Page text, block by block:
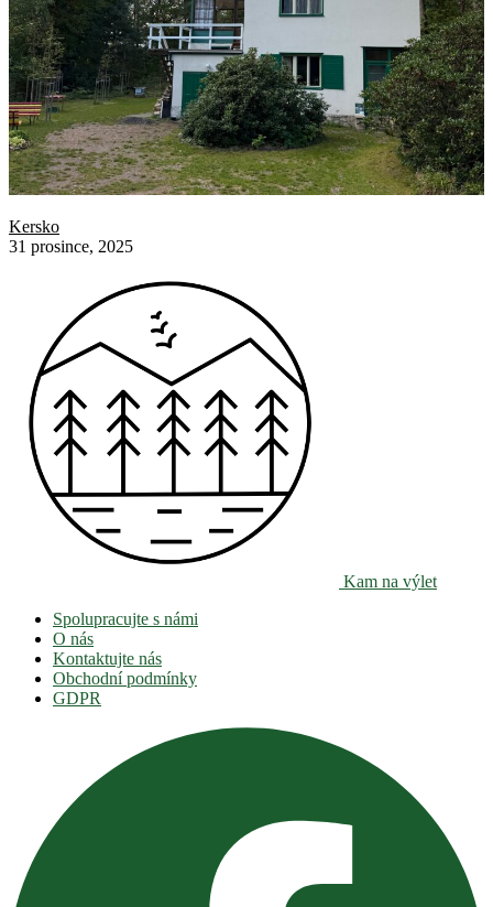
Kersko
31 prosince, 2025
Kam na výlet
Spolupracujte s námi
O nás
Kontaktujte nás
Obchodní podmínky
GDPR